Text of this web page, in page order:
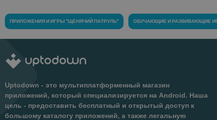
ПРИЛОЖЕНИЯ И ИГРЫ "ЩЕНЯЧИЙ ПАТРУЛЬ" ОБУЧАЮЩИЕ И РАЗВИВАЮЩИЕ
Uptodown - это мультиплатформенный магазин
приложений, который специализируется на Android. Наша
цель - предоставить бесплатный и открытый доступ к
большому каталогу приложений, а также легальную